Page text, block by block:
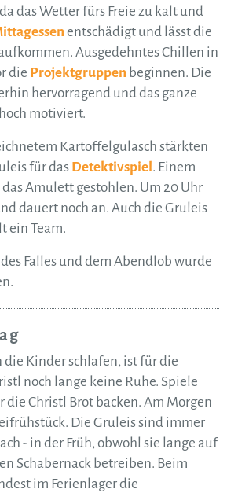
das Wetter fürs Freie zu kalt und
entschädigt und lässt die
Ausgedehntes Chillen in
die Projektgruppen beginnen. Die
hervorragend und das ganze
motiviert.
Kartoffelgulasch stärkten
für das Detektivspiel . Einem
Amulett gestohlen. Um 20 Uhr
dauert noch an. Auch die Gruleis
ein Team.
des Falles und dem Abendlob wurde
die Kinder schlafen, ist für die
noch lange keine Ruhe. Spiele
Christl Brot backen. Am Morgen
Die Gruleis sind immer
- in der Früh, obwohl sie lange auf
Schabernack betreiben. Beim
im Ferienlager die